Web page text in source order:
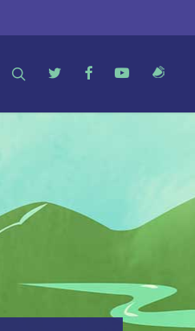
SEARCH
TWITTERFACEBOOKYOUTUBERSS